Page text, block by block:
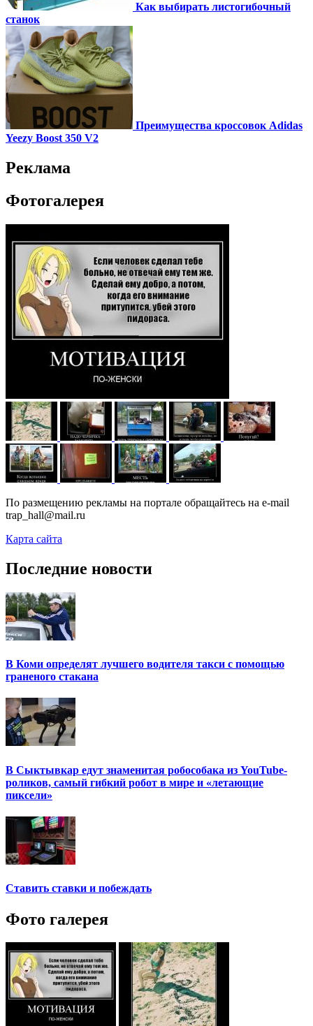
Как выбирать листогибочный
станок
Преимущества кроссовок Adidas
Yeezy Boost 350 V2
Реклама
Фотогалерея
По размещению рекламы на портале обращайтесь на e-mail
trap_hall@mail.ru
Карта сайта
Последние новости
В Коми определят лучшего водителя такси с помощью
граненого стакана
В Сыктывкар едут знаменитая робособака из YouTube-
роликов, самый гибкий робот в мире и «летающие
пиксели»
Ставить ставки и побеждать
Фото галерея